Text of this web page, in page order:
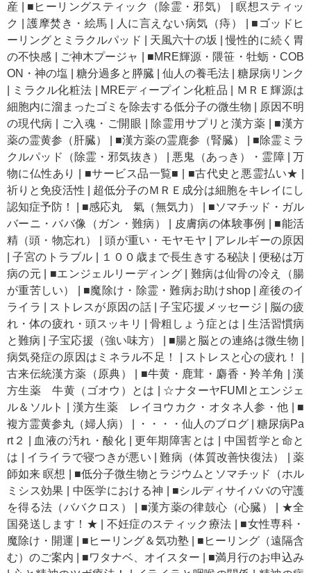
産
■ヒーリングスティック（除霊・邪気） |瞑想スティッ
ク
|護摩焚き・絵馬 人に言えない病気（痔）
■ゴッドヒ
ーリングとミラクルパッド
天風六十の坂 |慢性的に続く胃
の不快感
ご神木プージャ
■MRE輝源・隈笹・牡蛎・COB
ON・神の塩
糖分過多と膵臓 仙人の養毛法
糖尿病リンク
ミラクル化粧法 MREディープイン化粧品
ＭＲＥ輝源は
細胞内に溜まったゴミを除去する低分子の微生物
原因不明
の現代病
ご入魂・ご開眼 除霊用サプリと漢方薬
■漢方
薬の霊黄参（肝臓）
■漢方薬の霊鹿参（腎臓）
■除霊ミラ
クルパッド（除霊・邪気抜き）
悪鬼（あっき）・霊障|万
物に仏性あり
■サービス品一覧■ ■古代史と悪霊払い★
祈りと免疫活性
超低分子のＭＲＥ成分は細胞をキレイにし
認知症予防！
■感応丸 氣（無気力）
■ソマチッド・ガル
バーニ・ババ像（ガン・難病）
皮膚病の体験事例
■能活
精（頭・物忘れ）
|頭が重い・モヤモヤ
アレルギーの原因
|子宮のトラブル １００歳まで長生きする秘訣
便秘は万
病の元
■エンジェルリーディング
難病は仙骨の冷え（腸
が重苦しい）
■魔除け・除霊・難病お助けshop| 産後のイ
ライラ
ストレスが原因の話|子宝応援メッセージ
脳の疲
れ・体の疲れ・頭スッキリ
|骨粗しょう症とは |生活習慣病
と難病 |子宝応援（強い味方） ■腸と脳との連絡は微生物
病気発症の原因はミネラル不足！
ストレスと心の疲れ！
古来伝統漢方薬（原典）
■牛黄・鹿茸・麝香・羚羊角 |漢
方生薬 牛黄（ゴオウ）とは
☆ナターヤFUMIとエンジェ
ル＆ソルト
漢方生薬 レイヨウカク・オタネ人参・他
■
複方霊黄参丸（婦人病）
・・・・仙人のブログ
糖尿病Pa
rt２
血液の汚れ・酸化 |更年期障害とは
中国哲学と命と
は
イライラで寝つきが悪い |難病（体質改善快復法） |薬
師如来 瞑想
■低分子微生物とラジウムとソマチッド（ホル
ミシス効果
中医学における神
■シルディサイババの守護
を得る法（ババクロス）
■漢方薬の律鼓心（心臓）
★全
国発送します！★
不妊症のスティック療法
■女性専科・
魔除け・開運
■ヒーリング＆気功塾
■ヒーリング（遠隔含
む）のご案内
■ワタナベ、オイスター
■満月行のお申込み